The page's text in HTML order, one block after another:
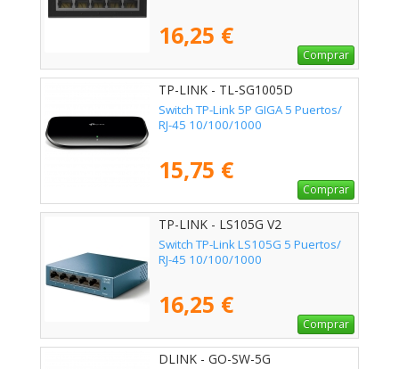
16,25 €
Comprar
TP-LINK - TL-SG1005D
Switch TP-Link 5P GIGA 5 Puertos/
RJ-45 10/100/1000
15,75 €
Comprar
TP-LINK - LS105G V2
Switch TP-Link LS105G 5 Puertos/
RJ-45 10/100/1000
16,25 €
Comprar
DLINK - GO-SW-5G